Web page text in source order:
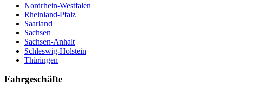
Nordrhein-Westfalen
Rheinland-Pfalz
Saarland
Sachsen
Sachsen-Anhalt
Schleswig-Holstein
Thüringen
Fahrgeschäfte